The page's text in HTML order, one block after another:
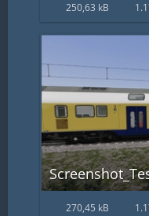
250,63 kB
270,45 kB